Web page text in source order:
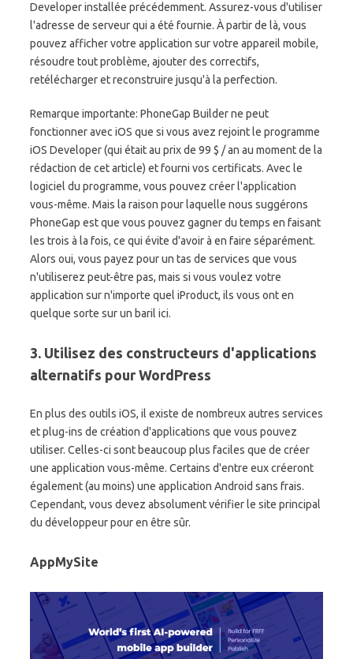
Developer installée précédemment. Assurez-vous d'utiliser
l'adresse de serveur qui a été fournie. À partir de là, vous
pouvez afficher votre application sur votre appareil mobile,
résoudre tout problème, ajouter des correctifs,
retélécharger et reconstruire jusqu'à la perfection.
Remarque importante: PhoneGap Builder ne peut
fonctionner avec iOS que si vous avez rejoint le programme
iOS Developer (qui était au prix de 99 $ / an au moment de la
rédaction de cet article) et fourni vos certificats. Avec le
logiciel du programme, vous pouvez créer l'application
vous-même. Mais la raison pour laquelle nous suggérons
PhoneGap est que vous pouvez gagner du temps en faisant
les trois à la fois, ce qui évite d'avoir à en faire séparément.
Alors oui, vous payez pour un tas de services que vous
n'utiliserez peut-être pas, mais si vous voulez votre
application sur n'importe quel iProduct, ils vous ont en
quelque sorte sur un baril ici.
3. Utilisez des constructeurs d'applications
alternatifs pour WordPress
En plus des outils iOS, il existe de nombreux autres services
et plug-ins de création d'applications que vous pouvez
utiliser. Celles-ci sont beaucoup plus faciles que de créer
une application vous-même. Certains d'entre eux créeront
également (au moins) une application Android sans frais.
Cependant, vous devez absolument vérifier le site principal
du développeur pour en être sûr.
AppMySite